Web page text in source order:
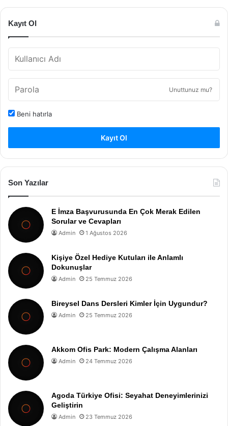
Kayıt Ol
Unuttunuz mu?
Beni hatırla
Kayıt Ol
Son Yazılar
E İmza Başvurusunda En Çok Merak Edilen
Sorular ve Cevapları
Admin 1 Ağustos 2026
Kişiye Özel Hediye Kutuları ile Anlamlı
Dokunuşlar
Admin 25 Temmuz 2026
Bireysel Dans Dersleri Kimler İçin Uygundur?
Admin 25 Temmuz 2026
Akkom Ofis Park: Modern Çalışma Alanları
Admin 24 Temmuz 2026
Agoda Türkiye Ofisi: Seyahat Deneyimlerinizi
Geliştirin
Admin 23 Temmuz 2026